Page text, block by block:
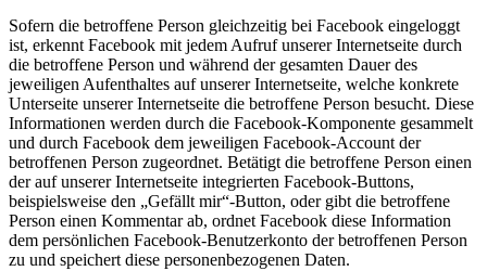
Sofern die betroffene Person gleichzeitig bei Facebook eingeloggt
ist, erkennt Facebook mit jedem Aufruf unserer Internetseite durch
die betroffene Person und während der gesamten Dauer des
jeweiligen Aufenthaltes auf unserer Internetseite, welche konkrete
Unterseite unserer Internetseite die betroffene Person besucht. Diese
Informationen werden durch die Facebook-Komponente gesammelt
und durch Facebook dem jeweiligen Facebook-Account der
betroffenen Person zugeordnet. Betätigt die betroffene Person einen
der auf unserer Internetseite integrierten Facebook-Buttons,
beispielsweise den „Gefällt mir“-Button, oder gibt die betroffene
Person einen Kommentar ab, ordnet Facebook diese Information
dem persönlichen Facebook-Benutzerkonto der betroffenen Person
zu und speichert diese personenbezogenen Daten.